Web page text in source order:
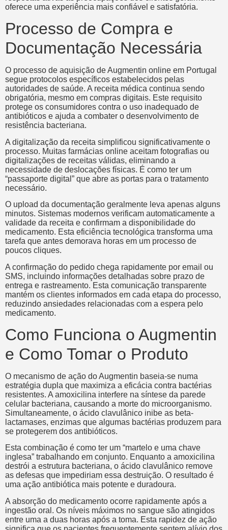
oferece uma experiência mais confiável e satisfatória.
Processo de Compra e
Documentação Necessária
O processo de aquisição de Augmentin online em Portugal
segue protocolos específicos estabelecidos pelas
autoridades de saúde. A receita médica continua sendo
obrigatória, mesmo em compras digitais. Este requisito
protege os consumidores contra o uso inadequado de
antibióticos e ajuda a combater o desenvolvimento de
resistência bacteriana.
A digitalização da receita simplificou significativamente o
processo. Muitas farmácias online aceitam fotografias ou
digitalizações de receitas válidas, eliminando a
necessidade de deslocações físicas. É como ter um
“passaporte digital” que abre as portas para o tratamento
necessário.
O upload da documentação geralmente leva apenas alguns
minutos. Sistemas modernos verificam automaticamente a
validade da receita e confirmam a disponibilidade do
medicamento. Esta eficiência tecnológica transforma uma
tarefa que antes demorava horas em um processo de
poucos cliques.
A confirmação do pedido chega rapidamente por email ou
SMS, incluindo informações detalhadas sobre prazo de
entrega e rastreamento. Esta comunicação transparente
mantém os clientes informados em cada etapa do processo,
reduzindo ansiedades relacionadas com a espera pelo
medicamento.
Como Funciona o Augmentin
e Como Tomar o Produto
O mecanismo de ação do Augmentin baseia-se numa
estratégia dupla que maximiza a eficácia contra bactérias
resistentes. A amoxicilina interfere na síntese da parede
celular bacteriana, causando a morte do microorganismo.
Simultaneamente, o ácido clavulânico inibe as beta-
lactamases, enzimas que algumas bactérias produzem para
se protegerem dos antibióticos.
Esta combinação é como ter um “martelo e uma chave
inglesa” trabalhando em conjunto. Enquanto a amoxicilina
destrói a estrutura bacteriana, o ácido clavulânico remove
as defesas que impediriam essa destruição. O resultado é
uma ação antibiótica mais potente e duradoura.
A absorção do medicamento ocorre rapidamente após a
ingestão oral. Os níveis máximos no sangue são atingidos
entre uma a duas horas após a toma. Esta rapidez de ação